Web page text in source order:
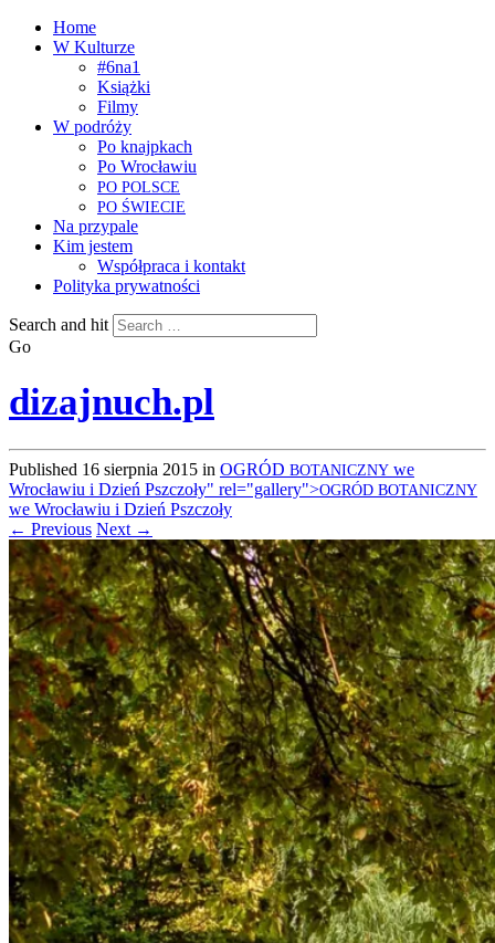
Home
W Kulturze
#6na1
Książki
Filmy
W podróży
Po knajpkach
Po Wrocławiu
PO POLSCE
PO ŚWIECIE
Na przypale
Kim jestem
Współpraca i kontakt
Polityka prywatności
Search and hit
Go
dizajnuch.pl
Published 16 sierpnia 2015 in OGRÓD BOTANICZNY we
Wrocławiu i Dzień Pszczoły" rel="gallery">OGRÓD BOTANICZNY
we Wrocławiu i Dzień Pszczoły
← Previous Next →